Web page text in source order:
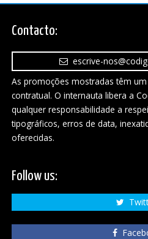
Contacto:
escrive-
As promoções mostradas têm
contratual. O internauta libera a
qualquer responsabilidade a
tipográficos, erros de data,
oferecidas.
Follow us: